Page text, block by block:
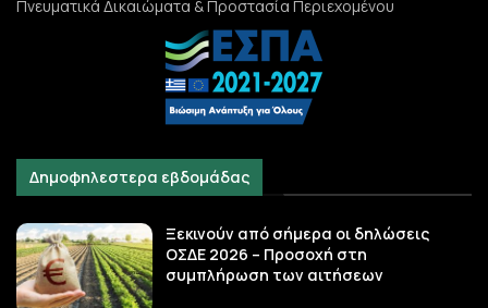
Πνευματικά Δικαιώματα & Προστασία Περιεχομένου
Δημοφηλεστερα εβδομάδας
Ξεκινούν από σήμερα οι δηλώσεις
ΟΣΔΕ 2026 – Προσοχή στη
συμπλήρωση των αιτήσεων